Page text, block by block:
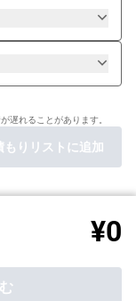
遅れることがあります。
もりリストに追加
¥0